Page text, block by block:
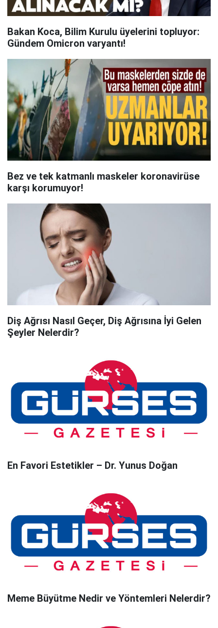
Bakan Koca, Bilim Kurulu üyelerini topluyor:
Gündem Omicron varyantı!
Bez ve tek katmanlı maskeler koronavirüse
karşı korumuyor!
Diş Ağrısı Nasıl Geçer, Diş Ağrısına İyi Gelen
Şeyler Nelerdir?
En Favori Estetikler – Dr. Yunus Doğan
Meme Büyütme Nedir ve Yöntemleri Nelerdir?